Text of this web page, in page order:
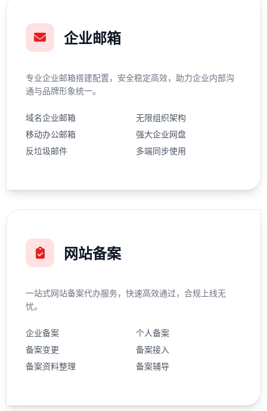
企业邮箱
专业企业邮箱搭建配置，安全稳定高效，助力企业内部沟
通与品牌形象统一。
域名企业邮箱
无限组织架构
移动办公邮箱
强大企业网盘
反垃圾邮件
多端同步使用
网站备案
一站式网站备案代办服务，快速高效通过，合规上线无
忧。
企业备案
个人备案
备案变更
备案接入
备案资料整理
备案辅导